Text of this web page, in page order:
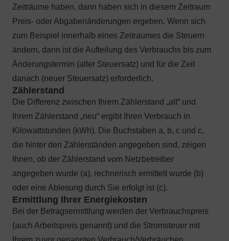
Zeiträume haben, dann haben sich in diesem Zeitraum
Preis- oder Abgabenänderungen ergeben. Wenn sich
zum Beispiel innerhalb eines Zeitraumes die Steuern
ändern, dann ist die Aufteilung des Verbrauchs bis zum
Änderungstermin (alter Steuersatz) und für die Zeit
danach (neuer Steuersatz) erforderlich.
Die Differenz zwischen Ihrem Zählerstand „alt“ und
Ihrem Zählerstand „neu“ ergibt Ihren Verbrauch in
Kilowattstunden (kWh). Die Buchstaben a, b, c und c,
die hinter den Zählerständen angegeben sind, zeigen
Ihnen, ob der Zählerstand vom Netzbetreiber
angegeben wurde (a), rechnerisch ermittelt wurde (b)
oder eine Ablesung durch Sie erfolgt ist (c).
Bei der Betragsermittlung werden der Verbrauchspreis
(auch Arbeitspreis genannt) und die Stromsteuer mit